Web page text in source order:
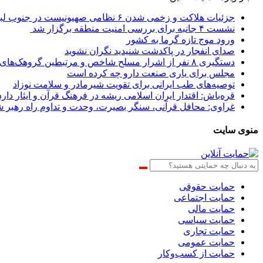
جزئیات هلاکت و زخمی شدن ۶ نظامی صهیونیست در جنوب لبنان
نشست ۴ جانبه برای بررسی امنیت منطقه برگزار شد
ورود موج تازه گرما به کشور
صدای انفجار در پاکدشت شنیدید نگران نشوید
دستگیری ۸ نفر از اشرار مسلح شاخص و مرتبطین گروهک‌های تروریستی
مجلس برای یاری صنعت دارو چه کرده است
توصیه‌های طب ایرانی برای تقویت شیرمادر و سلامت نوزاد
قره‌باش: اقتدار ایران اسلامی ریشه در فرهنگ قرآن و ایثار
غراوی: محافل قرآنی، سنگر بصیرت، وحدت و تداوم راه
منوی سایت
حمایت حقوقی
حمایت اجتماعی
حمایت مالی
حمایت سیاسی
حمایت تجاری
حمایت عمومی
حمایت از کسب‌وکار